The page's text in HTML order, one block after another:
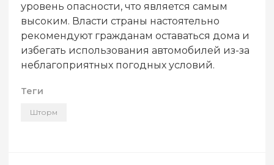
уровень опасности, что является самым
высоким. Власти страны настоятельно
рекомендуют гражданам оставаться дома и
избегать использования автомобилей из-за
неблагоприятных погодных условий.
Теги
Шторм